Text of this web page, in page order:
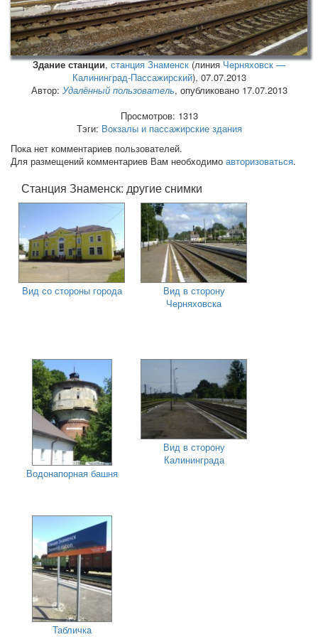
Здание станции,станция Знаменск (линияЧерняховск —
Калининград-Пассажирский), 07.07.2013
Автор: Удалённый пользователь, опубликовано 17.07.2013
Просмотров: 1313
Тэги: Вокзалы и пассажирские здания
Пока нет комментариев пользователей.
Для размещений комментариев Вам необходимо авторизоваться.
Станция Знаменск: другие снимки
Вид со стороны города
Вид в сторону
Черняховска
Водонапорная башня
Вид в сторону
Калининграда
Табличка